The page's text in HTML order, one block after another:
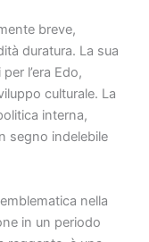
breve,
duratura. La sua
l’era Edo,
culturale. La
interna,
segno indelebile
nella
in un periodo